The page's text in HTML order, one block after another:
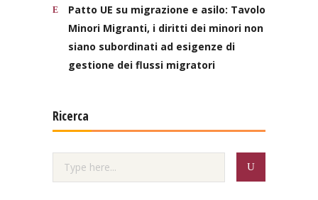
Patto UE su migrazione e asilo: Tavolo
Minori Migranti, i diritti dei minori non
siano subordinati ad esigenze di
gestione dei flussi migratori
Ricerca